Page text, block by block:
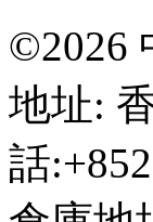
©2026
地址:
話